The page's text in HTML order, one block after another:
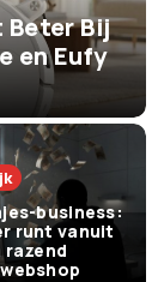
Bij
en Eufy
business:
runt vanuit
razend